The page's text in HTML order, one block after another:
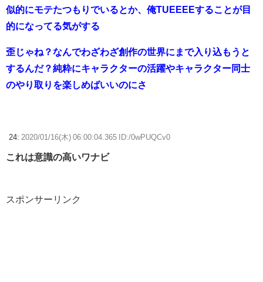
似的にモテたつもりでいるとか、俺TUEEEEすることが目
的になってる気がする
歪じゃね？なんでわざわざ創作の世界にまで入り込もうと
するんだ？純粋にキャラクターの活躍やキャラクター同士
のやり取りを楽しめばいいのにさ
24: 2020/01/16(木) 06:00:04.365 ID:/0wPUQCv0
これは意識の高いワナビ
スポンサーリンク